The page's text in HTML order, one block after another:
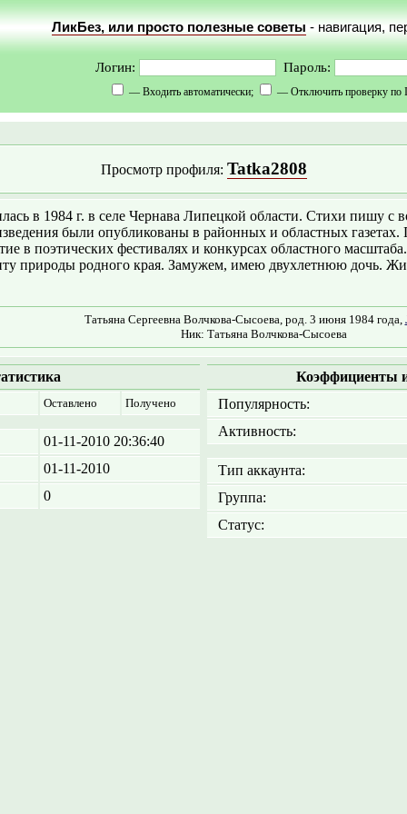
ЛикБез, или просто полезные советы - навигация,
Логин: Пароль:
— Входить автоматически; — Отключить проверку по
Просмотр профиля: Tatka2808
в 1984 г. в селе Чернава Липецкой области. Стихи пишу с
были опубликованы в районных и областных
в поэтических фестивалях и конкурсах областного
природы родного края. Замужем, имею двухлетнюю дочь.
Татьяна Сергеевна Волчкова-Сысоева, род. 3 июня 1984 года,
Ник: Татьяна Волчкова-Сысоева
Оставлено Получено
01-11-2010 20:36:40
01-11-2010
0
Коэффициенты
Популярность:
Активность:
Тип аккаунта:
Группа:
Статус: